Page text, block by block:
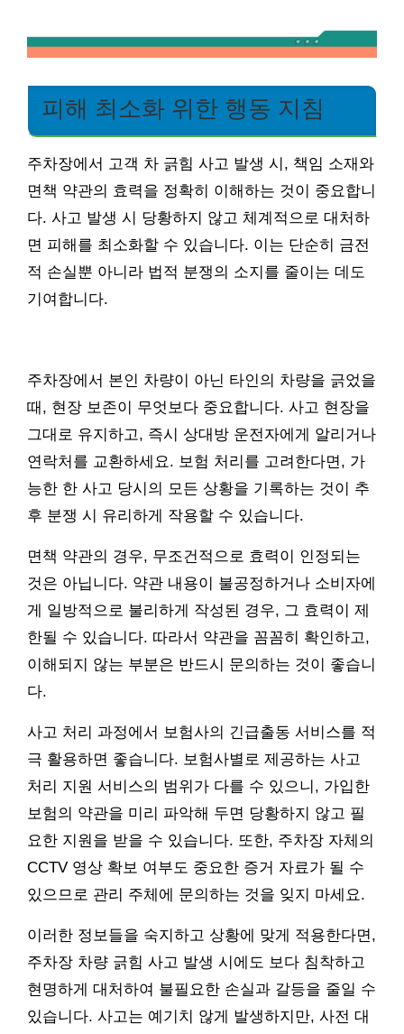
피해 최소화 위한 행동 지침
주차장에서 고객 차 긁힘 사고 발생 시, 책임 소재와
면책 약관의 효력을 정확히 이해하는 것이 중요합니
다. 사고 발생 시 당황하지 않고 체계적으로 대처하
면 피해를 최소화할 수 있습니다. 이는 단순히 금전
적 손실뿐 아니라 법적 분쟁의 소지를 줄이는 데도
기여합니다.
주차장에서 본인 차량이 아닌 타인의 차량을 긁었을
때, 현장 보존이 무엇보다 중요합니다. 사고 현장을
그대로 유지하고, 즉시 상대방 운전자에게 알리거나
연락처를 교환하세요. 보험 처리를 고려한다면, 가
능한 한 사고 당시의 모든 상황을 기록하는 것이 추
후 분쟁 시 유리하게 작용할 수 있습니다.
면책 약관의 경우, 무조건적으로 효력이 인정되는
것은 아닙니다. 약관 내용이 불공정하거나 소비자에
게 일방적으로 불리하게 작성된 경우, 그 효력이 제
한될 수 있습니다. 따라서 약관을 꼼꼼히 확인하고,
이해되지 않는 부분은 반드시 문의하는 것이 좋습니
다.
사고 처리 과정에서 보험사의 긴급출동 서비스를 적
극 활용하면 좋습니다. 보험사별로 제공하는 사고
처리 지원 서비스의 범위가 다를 수 있으니, 가입한
보험의 약관을 미리 파악해 두면 당황하지 않고 필
요한 지원을 받을 수 있습니다. 또한, 주차장 자체의
CCTV 영상 확보 여부도 중요한 증거 자료가 될 수
있으므로 관리 주체에 문의하는 것을 잊지 마세요.
이러한 정보들을 숙지하고 상황에 맞게 적용한다면,
주차장 차량 긁힘 사고 발생 시에도 보다 침착하고
현명하게 대처하여 불필요한 손실과 갈등을 줄일 수
있습니다. 사고는 예기치 않게 발생하지만, 사전 대